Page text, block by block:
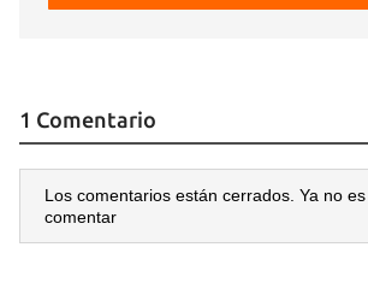
1 Comentario
Los comentarios están cerrados. Ya no
comentar